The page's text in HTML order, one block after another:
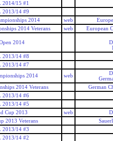
2014/15 #1
2013/14 #9
2014 web
2014 Veterans web European
2014
2013/14 #8
2013/14 #7
2014 web
2014 Veterans
German
2013/14 #6
2013/14 #5
Cup 2013 web
2013 Veterans
2013/14 #3
2013/14 #2